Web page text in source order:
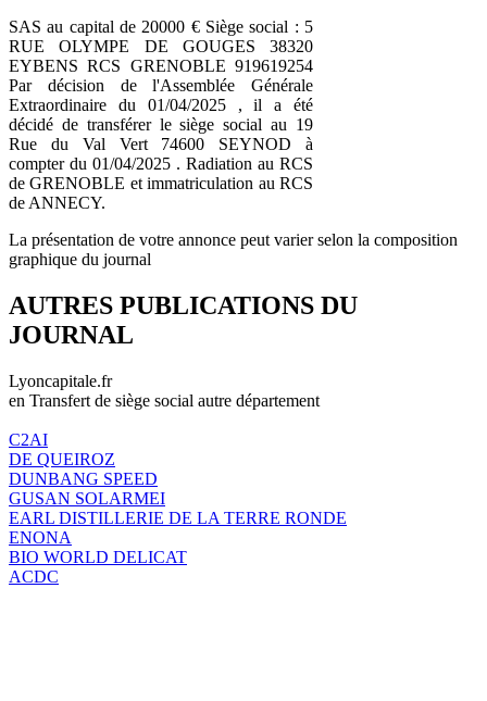
SAS au capital de 20000 € Siège social : 5
RUE OLYMPE DE GOUGES 38320
EYBENS RCS GRENOBLE 919619254
Par décision de l'Assemblée Générale
Extraordinaire du 01/04/2025 , il a été
décidé de transférer le siège social au 19
Rue du Val Vert 74600 SEYNOD à
compter du 01/04/2025 . Radiation au RCS
de GRENOBLE et immatriculation au RCS
de ANNECY.
La présentation de votre annonce peut varier selon la composition
graphique du journal
AUTRES PUBLICATIONS DU
JOURNAL
Lyoncapitale.fr
en Transfert de siège social autre département
C2AI
DE QUEIROZ
DUNBANG SPEED
GUSAN SOLARMEI
EARL DISTILLERIE DE LA TERRE RONDE
ENONA
BIO WORLD DELICAT
ACDC